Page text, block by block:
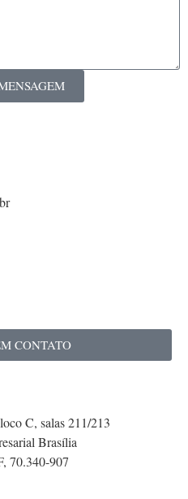
CONTATO
C, salas 211/213
Brasília
70.340-907